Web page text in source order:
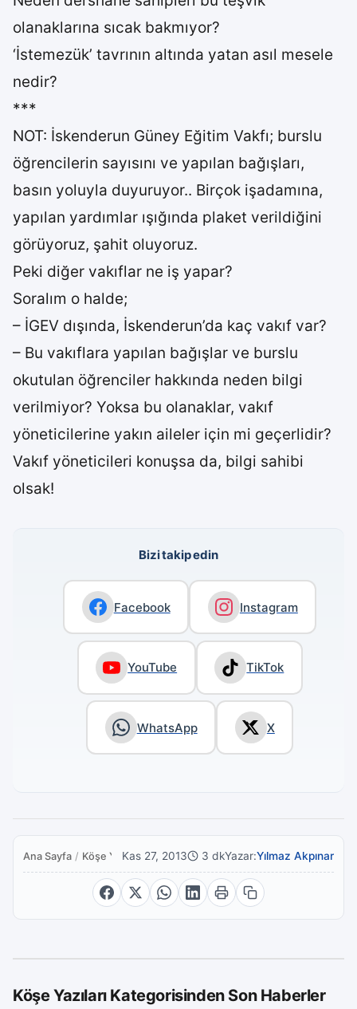
olanaklarına sıcak bakmıyor?
‘İstemezük’ tavrının altında yatan asıl mesele
nedir?
***
NOT: İskenderun Güney Eğitim Vakfı; burslu
öğrencilerin sayısını ve yapılan bağışları,
basın yoluyla duyuruyor.. Birçok işadamına,
yapılan yardımlar ışığında plaket verildiğini
görüyoruz, şahit oluyoruz.
Peki diğer vakıflar ne iş yapar?
Soralım o halde;
– İGEV dışında, İskenderun’da kaç vakıf var?
– Bu vakıflara yapılan bağışlar ve burslu
okutulan öğrenciler hakkında neden bilgi
verilmiyor? Yoksa bu olanaklar, vakıf
yöneticilerine yakın aileler için mi geçerlidir?
Vakıf yöneticileri konuşsa da, bilgi sahibi
olsak!
Bizi takip edin
Facebook Instagram
YouTube TikTok
WhatsApp X
Ana Sayfa / Köşe YazılarıKas 27, 2013 3 dkYazar:Yılmaz Akpınar
Köşe Yazıları Kategorisinden Son Haberler